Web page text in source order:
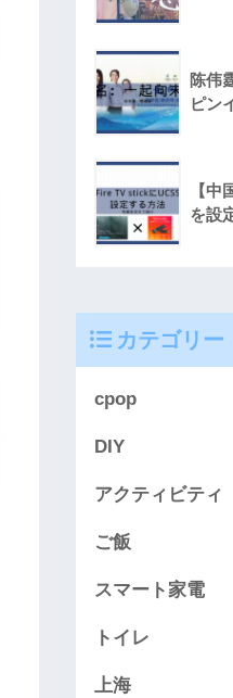
陈伟
ピン
【
を設
カテゴリー
cpop
DIY
アクティビティ
ご飯
スマート家電
トイレ
上海